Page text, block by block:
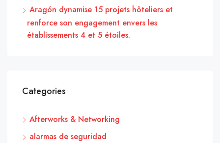
Aragón dynamise 15 projets hôteliers et
renforce son engagement envers les
établissements 4 et 5 étoiles.
Categories
Afterworks & Networking
alarmas de seguridad